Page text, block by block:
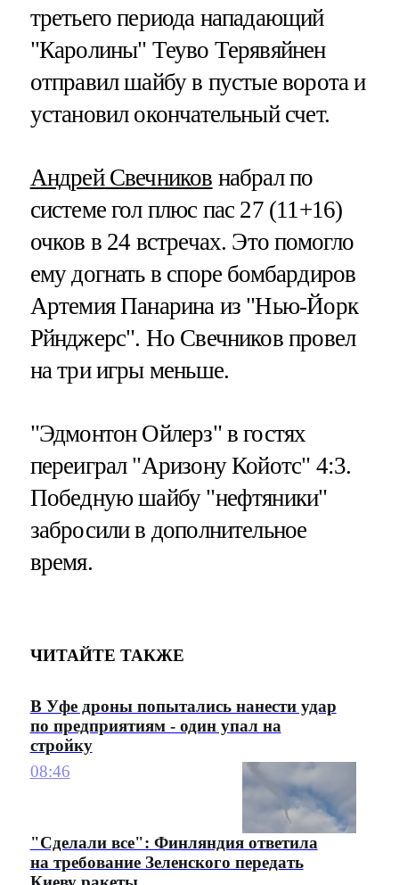
третьего периода нападающий
"Каролины" Теуво Терявяйнен
отправил шайбу в пустые ворота и
установил окончательный счет.
Андрей Свечников набрал по
системе гол плюс пас 27 (11+16)
очков в 24 встречах. Это помогло
ему догнать в споре бомбардиров
Артемия Панарина из "Нью-Йорк
Рйнджерс". Но Свечников провел
на три игры меньше.
"Эдмонтон Ойлерз" в гостях
переиграл "Аризону Койотс" 4:3.
Победную шайбу "нефтяники"
забросили в дополнительное
время.
ЧИТАЙТЕ ТАКЖЕ
В Уфе дроны попытались нанести удар
по предприятиям - один упал на
стройку
08:46
"Сделали все": Финляндия ответила
на требование Зеленского передать